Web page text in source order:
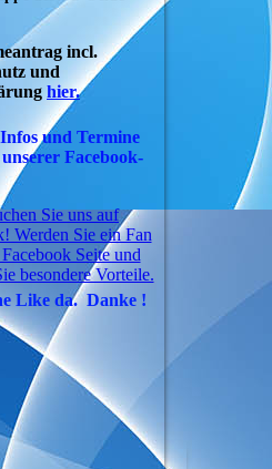
incl.
und
hier.
und Termine
Facebook-
Sie uns auf
Werden Sie ein Fan
Seite und
besondere Vorteile.
Like da. Danke !